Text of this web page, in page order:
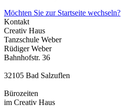
Möchten Sie zur Startseite wechseln?
Kontakt
Creativ Haus
Tanzschule Weber
Rüdiger Weber
Bahnhofstr. 36
32105 Bad Salzuflen
Bürozeiten
im Creativ Haus